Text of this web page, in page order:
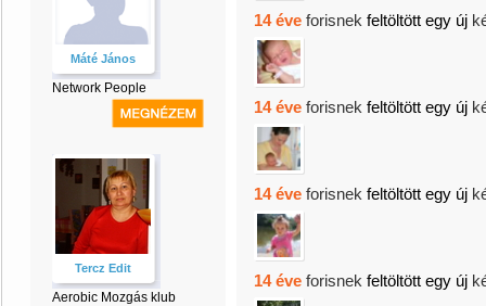
Máté János
Network People
Tercz Edit
Aerobic Mozgás klub
14 éve forisnek feltöltött egy új
14 éve forisnek feltöltött egy új
14 éve forisnek feltöltött egy új
14 éve forisnek feltöltött egy új